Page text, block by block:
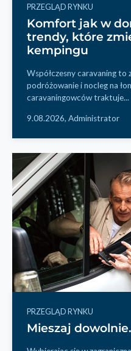
PRZEGLĄD RYNKU
Komfort jak w
trendy, które
kempingu
Współczesny caravaning to
podróżowanie i nocleg na
caravaningowców traktuje...
9.08.2026, Administrator
PRZEGLĄD RYNKU
Mieszaj